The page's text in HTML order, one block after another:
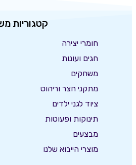
קטגוריות
חומרי יצירה
חגים ועונות
משחקים
מתקני חצר וריהוט
ציוד לגני ילדים
תינוקות ופעוטות
מבצעים
מוצרי הייבוא שלנו